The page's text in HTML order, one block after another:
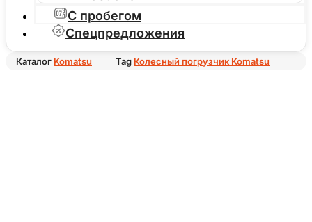
С пробегом
Спецпредложения
Каталог Komatsu Tag Колесный погрузчик Komatsu